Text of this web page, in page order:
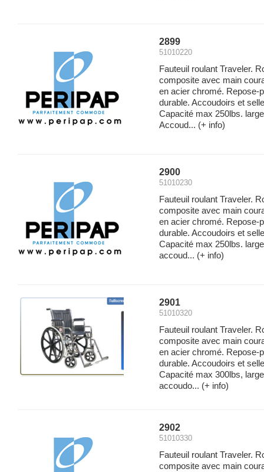
2899
51010220
Fauteuil roulant Traveler.
composite avec main
en acier chromé. Repose-
durable. Accoudoirs et
Capacité max 250lbs.
Accoud... (+ info)
2900
51010230
Fauteuil roulant Traveler.
composite avec main
en acier chromé. Repose-
durable. Accoudoirs et
Capacité max 250lbs.
accoud... (+ info)
2901
51010320
Fauteuil roulant Traveler.
composite avec main
en acier chromé. Repose-
durable. Accoudoirs et
Capacité max 300lbs,
accoudo... (+ info)
2902
51010330
Fauteuil roulant Traveler.
composite avec main